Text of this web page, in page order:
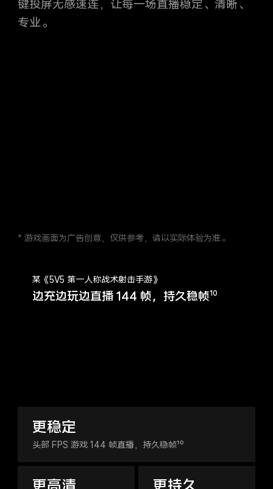
键投屏无感速连，让每一场直播稳定、清晰、
专业。
* 游戏画面为广告创意，仅供参考，请以实际体验为准。
某《5V5 第一人称战术射击手游》
边充边玩边直播 144 帧，持久稳帧10
更稳定
头部 FPS 游戏 144 帧直播，持久稳帧¹⁰
更高清 更持久